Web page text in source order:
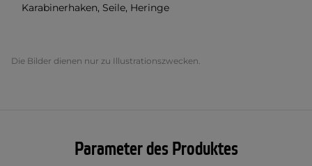
Karabinerhaken, Seile, Heringe
Die Bilder dienen nur zu Illustrationszwecken.
Parameter des Produktes